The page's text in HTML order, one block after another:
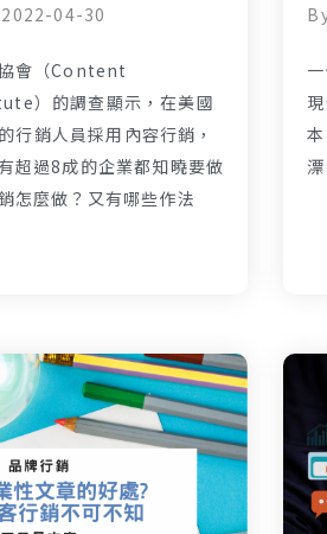
2022-04-30
會（Content
）的調查顯示，在美國
行銷人員採用內容行銷，
超過8成的企業都知曉要做
怎麼做？又有哪些作法